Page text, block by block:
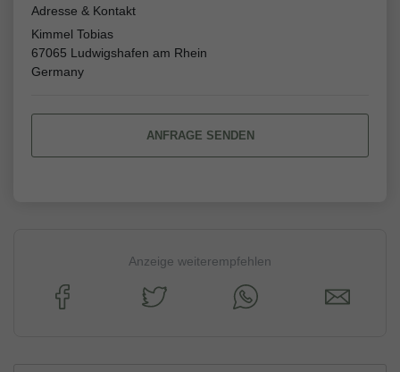
Adresse & Kontakt
Kimmel Tobias
67065 Ludwigshafen am Rhein
Germany
ANFRAGE SENDEN
Anzeige weiterempfehlen